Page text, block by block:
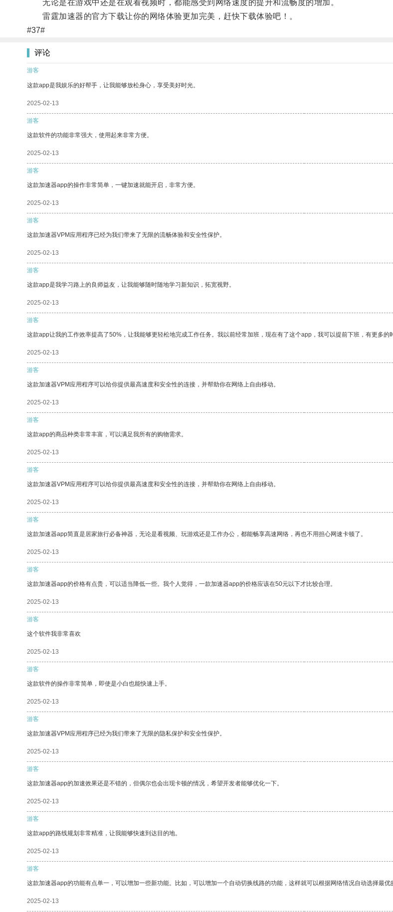
无论是在游戏中还是在观看视频时，都能感受到网络速度的提升和流畅度的增加。
雷霆加速器的官方下载让你的网络体验更加完美，赶快下载体验吧！。
#37#
评论
游客
这款app是我娱乐的好帮手，让我能够放松身心，享受美好时光。
2025-02-13
游客
这款软件的功能非常强大，使用起来非常方便。
2025-02-13
游客
这款加速器app的操作非常简单，一键加速就能开启，非常方便。
2025-02-13
游客
这款加速器VPM应用程序已经为我们带来了无限的流畅体验和安全性保护。
2025-02-13
游客
这款app是我学习路上的良师益友，让我能够随时随地学习新知识，拓宽视野。
2025-02-13
游客
这款app让我的工作效率提高了50%，让我能够更轻松地完成工作任务。我以前经常加班，现在有了这个app，我可以提前下班，有更多的
2025-02-13
游客
这款加速器VPM应用程序可以给你提供最高速度和安全性的连接，并帮助你在网络上自由移动。
2025-02-13
游客
这款app的商品种类非常丰富，可以满足我所有的购物需求。
2025-02-13
游客
这款加速器VPM应用程序可以给你提供最高速度和安全性的连接，并帮助你在网络上自由移动。
2025-02-13
游客
这款加速器app简直是居家旅行必备神器，无论是看视频、玩游戏还是工作办公，都能畅享高速网络，再也不用担心网速卡顿了。
2025-02-13
游客
这款加速器app的价格有点贵，可以适当降低一些。我个人觉得，一款加速器app的价格应该在50元以下才比较合理。
2025-02-13
游客
这个软件我非常喜欢
2025-02-13
游客
这款软件的操作非常简单，即使是小白也能快速上手。
2025-02-13
游客
这款加速器VPM应用程序已经为我们带来了无限的隐私保护和安全性保护。
2025-02-13
游客
这款加速器app的加速效果还是不错的，但偶尔也会出现卡顿的情况，希望开发者能够优化一下。
2025-02-13
游客
这款app的路线规划非常精准，让我能够快速到达目的地。
2025-02-13
游客
这款加速器app的功能有点单一，可以增加一些新功能。比如，可以增加一个自动切换线路的功能，这样就可以根据网络情况自动选择最优
2025-02-13